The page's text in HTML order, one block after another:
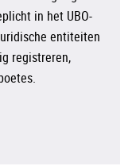
in het UBO-
entiteiten
registreren,